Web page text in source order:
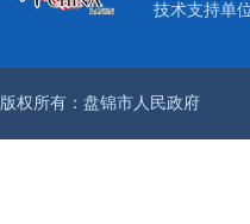
技术支持单
版权所有：盘锦市人民政府